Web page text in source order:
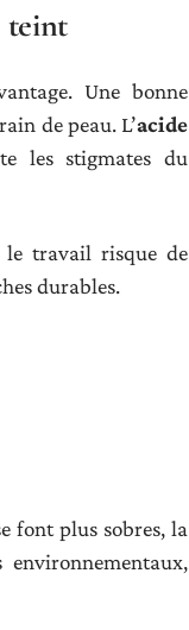
teint
Une bonne
de peau. L’acide
les stigmates du
le travail risque de
durables.
font plus sobres, la